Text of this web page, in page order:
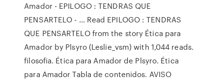
Amador - EPILOGO : TENDRAS QUE
PENSARTELO - … Read EPILOGO : TENDRAS
QUE PENSARTELO from the story Ética para
Amador by Plsyro (Leslie_vsm) with 1,044 reads.
filosofia. Ética para Amador de Plsyro. Ética
para Amador Tabla de contenidos. AVISO